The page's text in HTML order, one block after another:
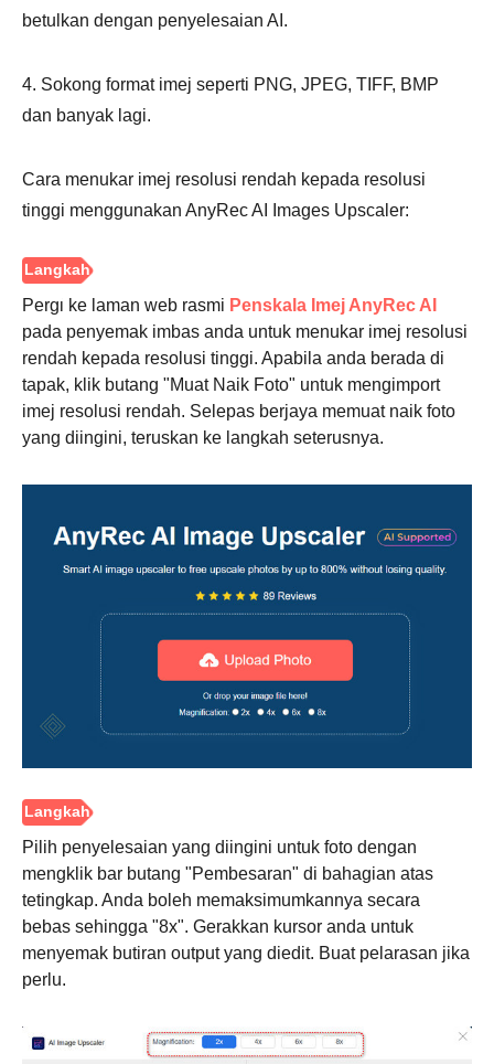
betulkan dengan penyelesaian AI.
4. Sokong format imej seperti PNG, JPEG, TIFF, BMP
dan banyak lagi.
Cara menukar imej resolusi rendah kepada resolusi
tinggi menggunakan AnyRec AI Images Upscaler:
Langkah
Pergi ke laman web rasmi Penskala Imej AnyRec AI
pada penyemak imbas anda untuk menukar imej resolusi
rendah kepada resolusi tinggi. Apabila anda berada di
tapak, klik butang "Muat Naik Foto" untuk mengimport
imej resolusi rendah. Selepas berjaya memuat naik foto
yang diingini, teruskan ke langkah seterusnya.
Pilih penyelesaian yang diingini untuk foto dengan
mengklik bar butang "Pembesaran" di bahagian atas
tetingkap. Anda boleh memaksimumkannya secara
bebas sehingga "8x". Gerakkan kursor anda untuk
menyemak butiran output yang diedit. Buat pelarasan jika
perlu.